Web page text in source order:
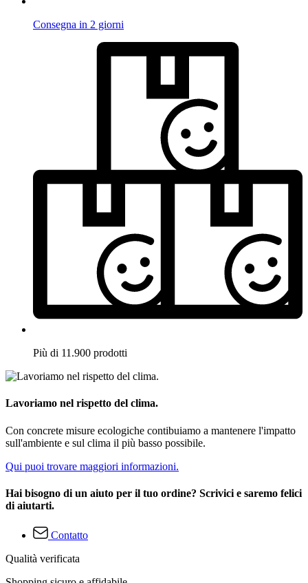
Consegna in 2 giorni
Più di 11.900 prodotti
Lavoriamo nel rispetto del clima.
Con concrete misure ecologiche contibuiamo a mantenere l'impatto
sull'ambiente e sul clima il più basso possibile.
Qui puoi trovare maggiori informazioni.
Hai bisogno di un aiuto per il tuo ordine? Scrivici e saremo felici
di aiutarti.
Contatto
Qualità verificata